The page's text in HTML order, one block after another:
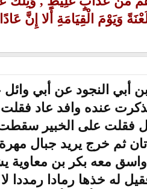
وَيَوْمَ الْقِيَامَةِ أَلا إِنَّ
أبي النجود عن أبي
عنده وافد عاد فقلت
فقلت على الخبير
ثم خرج يريد جبال
معه بكر بن معاوية
له خذها رمادا رمددا